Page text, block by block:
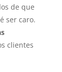
de que
ser caro.
clientes